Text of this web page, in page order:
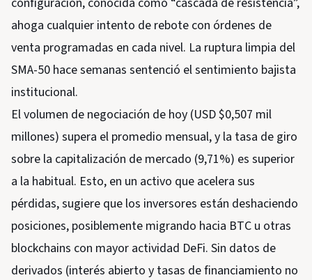
ahoga cualquier intento de rebote con órdenes de
venta programadas en cada nivel. La ruptura limpia del
SMA-50 hace semanas sentenció el sentimiento bajista
institucional.
El volumen de negociación de hoy (USD $0,507 mil
millones) supera el promedio mensual, y la tasa de giro
sobre la capitalización de mercado (9,71%) es superior
a la habitual. Esto, en un activo que acelera sus
pérdidas, sugiere que los inversores están deshaciendo
posiciones, posiblemente migrando hacia BTC u otras
blockchains con mayor actividad DeFi. Sin datos de
derivados (interés abierto y tasas de financiamiento no